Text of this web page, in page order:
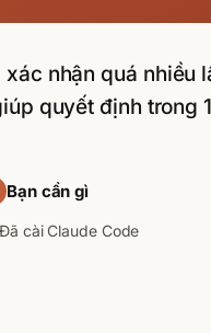
nhận quá nhiều
quyết định trong
Bạn cần gì
Đã cài Claude Code